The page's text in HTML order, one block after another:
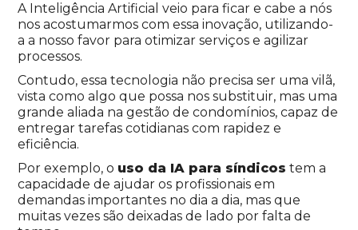
A Inteligência Artificial veio para ficar e cabe a nós
nos acostumarmos com essa inovação, utilizando-
a a nosso favor para otimizar serviços e agilizar
processos.
Contudo, essa tecnologia não precisa ser uma vilã,
vista como algo que possa nos substituir, mas uma
grande aliada na gestão de condomínios, capaz de
entregar tarefas cotidianas com rapidez e
eficiência.
Por exemplo, o uso da IA para síndicos tem a
capacidade de ajudar os profissionais em
demandas importantes no dia a dia, mas que
muitas vezes são deixadas de lado por falta de